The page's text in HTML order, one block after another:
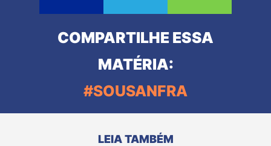
COMPARTILHE ESSA
MATÉRIA:
#SOUSANFRA
LEIA TAMBÉM